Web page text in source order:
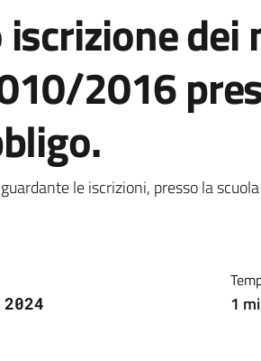
2016
della notizia
le iscrizioni, presso la
1